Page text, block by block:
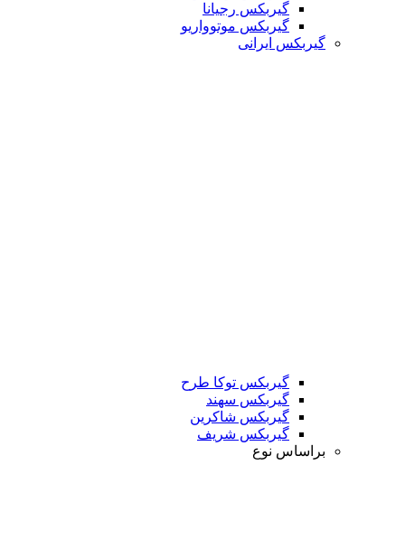
گیربکس رجیانا
گیربکس موتوواریو
گیربکس ایرانی
گیربکس توکا طرح
گیربکس سهند
گیربکس شاکرین
گیربکس شریف
براساس نوع